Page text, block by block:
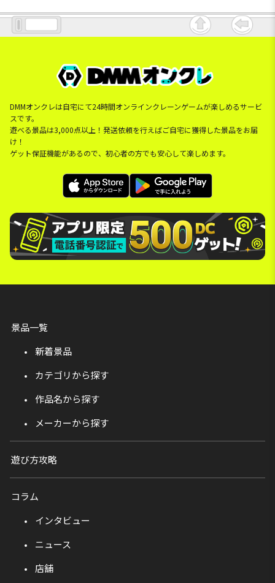
DMMオンクレは自宅にて24時間オンラインクレーンゲームが楽しめるサービ
スです。
遊べる景品は3,000点以上！発送依頼を行えばご自宅に獲得した景品をお届
け！
ゲット保証機能があるので、初心者の方でも安心して楽しめます。
景品一覧
新着景品
カテゴリから探す
作品名から探す
メーカーから探す
遊び方攻略
コラム
インタビュー
ニュース
店舗